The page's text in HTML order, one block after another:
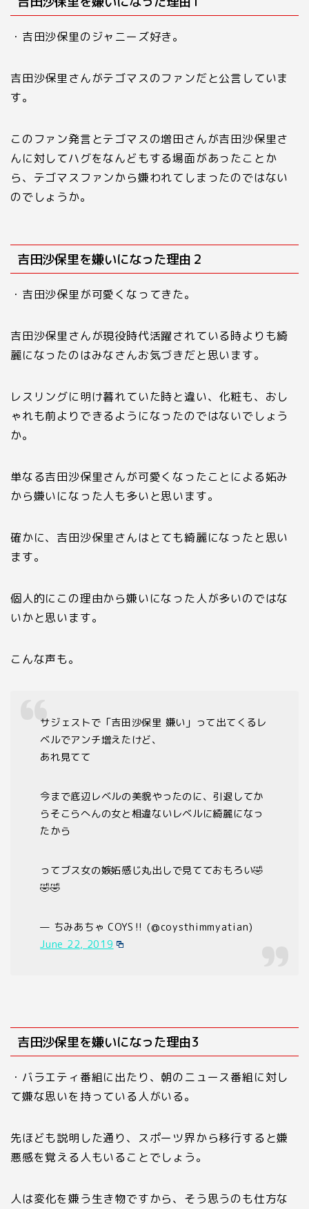
・吉田沙保里のジャニーズ好き。
吉田沙保里さんがテゴマスのファンだと公言していま
す。
このファン発言とテゴマスの増田さんが吉田沙保里さ
んに対してハグをなんどもする場面があったことか
ら、テゴマスファンから嫌われてしまったのではない
のでしょうか。
吉田沙保里を嫌いになった理由２
・吉田沙保里が可愛くなってきた。
吉田沙保里さんが現役時代活躍されている時よりも綺
麗になったのはみなさんお気づきだと思います。
レスリングに明け暮れていた時と違い、化粧も、おし
ゃれも前よりできるようになったのではないでしょう
か。
単なる吉田沙保里さんが可愛くなったことによる妬み
から嫌いになった人も多いと思います。
確かに、吉田沙保里さんはとても綺麗になったと思い
ます。
個人的にこの理由から嫌いになった人が多いのではな
いかと思います。
こんな声も。
サジェストで「吉田沙保里 嫌い」って出てくるレ
ベルでアンチ増えたけど、
あれ見てて
今まで底辺レベルの美貌やったのに、引退してか
らそこらへんの女と相違ないレベルに綺麗になっ
たから
ってブス女の嫉妬感じ丸出しで見てておもろい🤣
🤣🤣
— ちみあちゃ COYS‼︎ (@coysthimmyatian)
June 22, 2019
吉田沙保里を嫌いになった理由3
・バラエティ番組に出たり、朝のニュース番組に対し
て嫌な思いを持っている人がいる。
先ほども説明した通り、スポーツ界から移行すると嫌
悪感を覚える人もいることでしょう。
人は変化を嫌う生き物ですから、そう思うのも仕方な